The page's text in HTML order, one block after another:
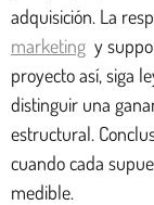
adquisición. La
marketing y
proyecto así, siga
distinguir una
estructural.
cuando cada
medible.